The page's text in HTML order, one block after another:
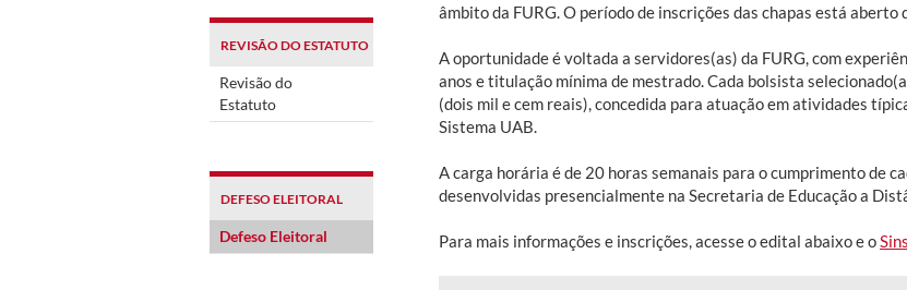
REVISÃO DO ESTATUTO
Revisão do
Estatuto
DEFESO ELEITORAL
Defeso Eleitoral
âmbito da FURG. O período de inscrições das chapas está aberto
A oportunidade é voltada a servidores(as) da FURG, com
anos e titulação mínima de mestrado. Cada bolsista
(dois mil e cem reais), concedida para atuação em atividades
Sistema UAB.
A carga horária é de 20 horas semanais para o cumprimento de
desenvolvidas presencialmente na Secretaria de Educação a
Para mais informações e inscrições, acesse o edital abaixo e o